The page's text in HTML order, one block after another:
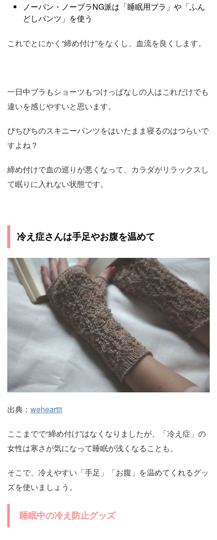
ノーパン・ノーブラNG派は「睡眠用ブラ」や「ふん
どしパンツ」を使う
これでとにかく“締め付け”をなくし、血流を良くします。
一日中ブラもショーツもつけっぱなしの人はこれだけでも
違いを感じやすいと思います。
ぴちぴちのスキニーパンツをはいたまま寝るのはつらいで
すよね？
締め付けで血の巡りが悪くなって、カラダがリラックスし
て眠りに入れない状態です。
冷え症さんは手足やお腹を温めて
出典： weheartit
ここまでで“締め付け”はなくなりましたが、「冷え症」の
女性は寒さが気になって睡眠が浅くなることも。
そこで、冷えやすい「手足」「お腹」を温めてくれるグッ
ズを使いましょう。
睡眠中の冷え防止グッズ